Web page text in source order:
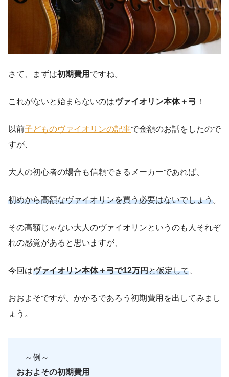
さて、まずは初期費用 ですね。
これがないと始まらないのはヴァイオリン本体＋弓 ！
以前子どものヴァイオリンの記事で金額のお話をしたので
すが、
大人の初心者の場合も信頼できるメーカーであれば、
初めから高額なヴァイオリンを買う必要はないでしょう。
その高額じゃない大人のヴァイオリンというのも人それぞ
れの感覚があると思いますが、
今回はヴァイオリン本体＋弓で12万円と仮定して
おおよそですが、かかるであろう初期費用を出してみまし
ょう。
～例～
おおよその初期費用